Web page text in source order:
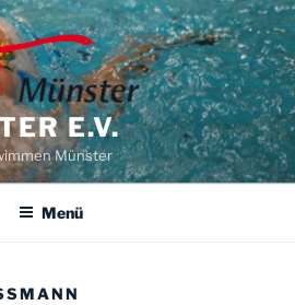
E.V.
Münster
Menü